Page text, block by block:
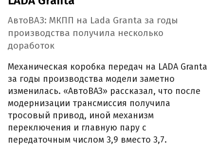
АвтоВАЗ: МКПП на Lada Granta за годы
производства получила несколько
доработок
Механическая коробка передач на LADA Granta
за годы производства модели заметно
изменилась. «АвтоВАЗ» рассказал, что после
модернизации трансмиссия получила
тросовый привод, иной механизм
переключения и главную пару с
передаточным числом 3,9 вместо 3,7.